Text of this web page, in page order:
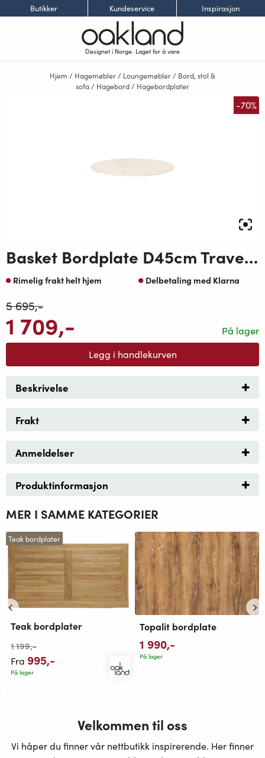
Butikker Kundeservice Inspirasjon
Designet i Norge. Laget for å vare
Hjem / Hagemøbler / Loungemøbler / Bord, stol &
sofa / Hagebord / Hagebordplater
-70%
Basket Bordplate D45cm Travertin look, Keramisk
Rimelig frakt helt hjem Delbetaling med Klarna
På lager
5 695,-
1 709,-
Legg i handlekurven
Beskrivelse
Frakt
Anmeldelser
Produktinformasjon
MER I SAMME KATEGORIER
Teak bordplater
Teak bordplater
1 199,-
Fra 995,-
På lager
Topalit bordplate
1 990,-
På lager
Velkommen til oss
Vi håper du finner vår nettbutikk inspirerende. Her finner